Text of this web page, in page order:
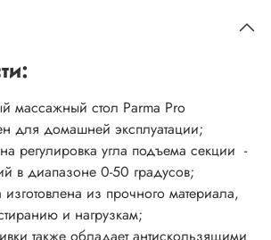
массажный стол Parma Pro
для домашней эксплуатации;
регулировка угла подъема секции -
в диапазоне 0-50 градусов;
из прочного материала,
и нагрузкам;